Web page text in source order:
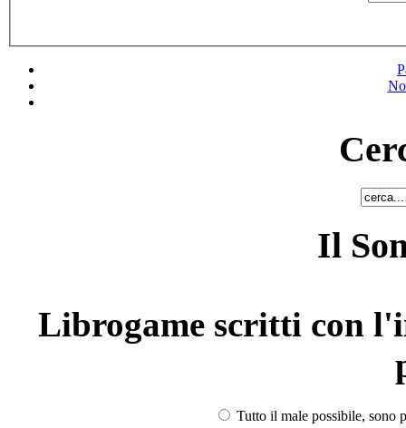
Il
Librogame scritti con
Tutto il male possibile, sono